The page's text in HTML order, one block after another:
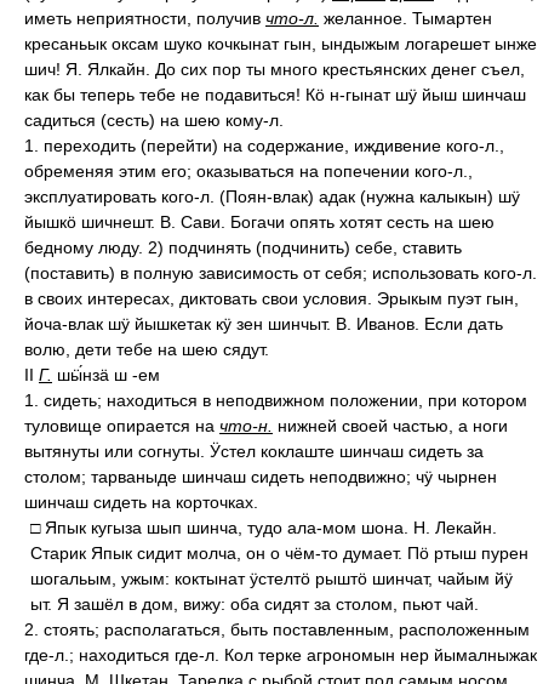
иметь неприятности, получив что-л. желанное. Тымартен
кресаньык оксам шуко кочкынат гын, ындыжым логарешет ынже
шич! Я. Ялкайн. До сих пор ты много крестьянских денег съел,
как бы теперь тебе не подавиться! Кӧ н-гынат шӱ йыш шинчаш
садиться (сесть) на шею кому-л.
1. переходить (перейти) на содержание, иждивение кого-л.,
обременяя этим его; оказываться на попечении кого-л.,
эксплуатировать кого-л. (Поян-влак) адак (нужна калыкын) шӱ
йышкӧ шичнешт. В. Сави. Богачи опять хотят сесть на шею
бедному люду. 2) подчинять (подчинить) себе, ставить
(поставить) в полную зависимость от себя; использовать кого-л.
в своих интересах, диктовать свои условия. Эрыкым пуэт гын,
йоча-влак шӱ йышкетак кӱ зен шинчыт. В. Иванов. Если дать
волю, дети тебе на шею сядут.
II Г. шӹ́нзӓ ш -ем
1. сидеть; находиться в неподвижном положении, при котором
туловище опирается на что-н. нижней своей частью, а ноги
вытянуты или согнуты. Ӱстел коклаште шинчаш сидеть за
столом; тарваныде шинчаш сидеть неподвижно; чӱ чырнен
шинчаш сидеть на корточках.
□ Япык кугыза шып шинча, тудо ала-мом шона. Н. Лекайн.
Старик Япык сидит молча, он о чём-то думает. Пӧ ртыш пурен
шогальым, ужым: коктынат ӱстелтӧ рыштӧ шинчат, чайым йӱ
ыт. Я зашёл в дом, вижу: оба сидят за столом, пьют чай.
2. стоять; располагаться, быть поставленным, расположенным
где-л.; находиться где-л. Кол терке агрономын нер йымалныжак